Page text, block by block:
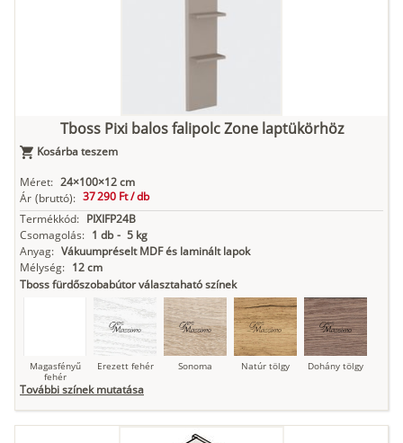
Antracit Matt fekete
Tboss Pixi balos falipolc Zone laptükörhöz
Kosárba teszem
Méret: 24×100×12 cm
Ár (bruttó): 37 290 Ft /db
Termékkód: PIXIFP24B
Csomagolás: 1 db - 5 kg
Anyag: Vákuumpréselt MDF és laminált lapok
Mélység: 12 cm
Tboss fürdőszobabútor választaható színek
Magasfényű
fehér
Erezett fehér Sonoma Natúr tölgy Dohány tölgy
További színek mutatása